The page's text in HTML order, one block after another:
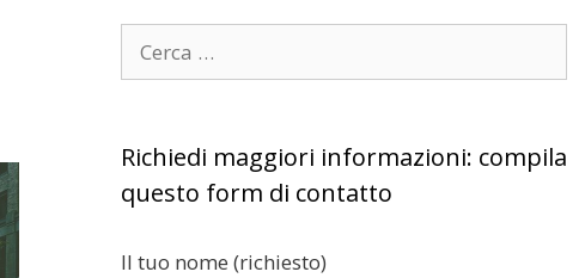
Richiedi maggiori informazioni: compila
questo form di contatto
Il tuo nome (richiesto)